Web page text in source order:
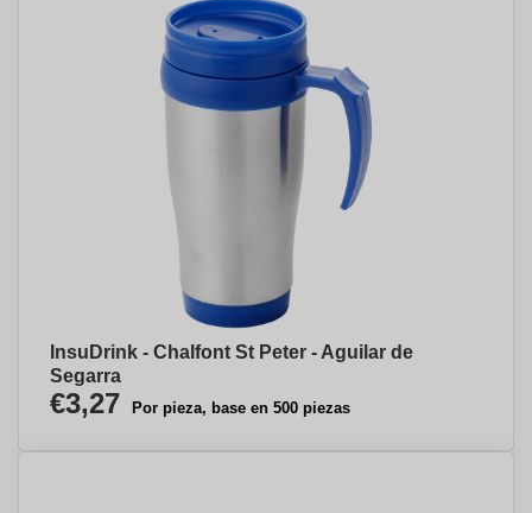
InsuDrink - Chalfont St Peter - Aguilar de
Segarra
€3,27 Por pieza, base en 500 piezas